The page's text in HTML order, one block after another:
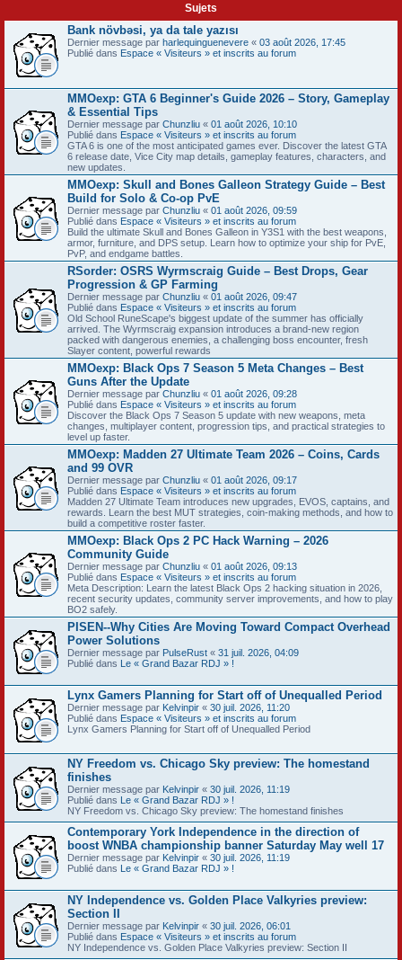
Sujets
Bank növbəsi, ya da tale yazısı
Dernier message par harlequinguenevere « 03 août 2026, 17:45
Publié dans Espace « Visiteurs » et inscrits au forum
MMOexp: GTA 6 Beginner's Guide 2026 – Story, Gameplay
& Essential Tips
Dernier message par Chunzliu « 01 août 2026, 10:10
Publié dans Espace « Visiteurs » et inscrits au forum
GTA 6 is one of the most anticipated games ever. Discover the latest GTA
6 release date, Vice City map details, gameplay features, characters, and
new updates.
MMOexp: Skull and Bones Galleon Strategy Guide – Best
Build for Solo & Co-op PvE
Dernier message par Chunzliu « 01 août 2026, 09:59
Publié dans Espace « Visiteurs » et inscrits au forum
Build the ultimate Skull and Bones Galleon in Y3S1 with the best weapons,
armor, furniture, and DPS setup. Learn how to optimize your ship for PvE,
PvP, and endgame battles.
RSorder: OSRS Wyrmscraig Guide – Best Drops, Gear
Progression & GP Farming
Dernier message par Chunzliu « 01 août 2026, 09:47
Publié dans Espace « Visiteurs » et inscrits au forum
Old School RuneScape's biggest update of the summer has officially
arrived. The Wyrmscraig expansion introduces a brand-new region
packed with dangerous enemies, a challenging boss encounter, fresh
Slayer content, powerful rewards
MMOexp: Black Ops 7 Season 5 Meta Changes – Best
Guns After the Update
Dernier message par Chunzliu « 01 août 2026, 09:28
Publié dans Espace « Visiteurs » et inscrits au forum
Discover the Black Ops 7 Season 5 update with new weapons, meta
changes, multiplayer content, progression tips, and practical strategies to
level up faster.
MMOexp: Madden 27 Ultimate Team 2026 – Coins, Cards
and 99 OVR
Dernier message par Chunzliu « 01 août 2026, 09:17
Publié dans Espace « Visiteurs » et inscrits au forum
Madden 27 Ultimate Team introduces new upgrades, EVOS, captains, and
rewards. Learn the best MUT strategies, coin-making methods, and how to
build a competitive roster faster.
MMOexp: Black Ops 2 PC Hack Warning – 2026
Community Guide
Dernier message par Chunzliu « 01 août 2026, 09:13
Publié dans Espace « Visiteurs » et inscrits au forum
Meta Description: Learn the latest Black Ops 2 hacking situation in 2026,
recent security updates, community server improvements, and how to play
BO2 safely.
PISEN--Why Cities Are Moving Toward Compact Overhead
Power Solutions
Dernier message par PulseRust « 31 juil. 2026, 04:09
Publié dans Le « Grand Bazar RDJ » !
Lynx Gamers Planning for Start off of Unequalled Period
Dernier message par Kelvinpir « 30 juil. 2026, 11:20
Publié dans Espace « Visiteurs » et inscrits au forum
Lynx Gamers Planning for Start off of Unequalled Period
NY Freedom vs. Chicago Sky preview: The homestand
finishes
Dernier message par Kelvinpir « 30 juil. 2026, 11:19
Publié dans Le « Grand Bazar RDJ » !
NY Freedom vs. Chicago Sky preview: The homestand finishes
Contemporary York Independence in the direction of
boost WNBA championship banner Saturday May well 17
Dernier message par Kelvinpir « 30 juil. 2026, 11:19
Publié dans Le « Grand Bazar RDJ » !
NY Independence vs. Golden Place Valkyries preview:
Section II
Dernier message par Kelvinpir « 30 juil. 2026, 06:01
Publié dans Espace « Visiteurs » et inscrits au forum
NY Independence vs. Golden Place Valkyries preview: Section II